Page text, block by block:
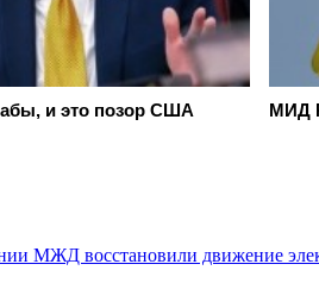
и это позор США МИД
МЖД восстановили движение